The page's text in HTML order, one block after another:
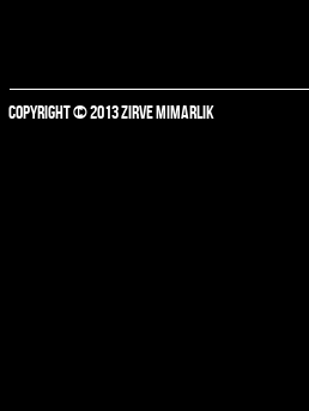
COPYRIGHT © 2013 ZIRVE MIMARLIK